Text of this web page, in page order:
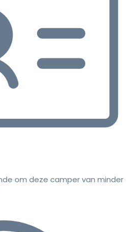
om deze camper van minder